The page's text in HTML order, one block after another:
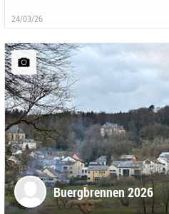
24/03/26
Buergbrennen 2026